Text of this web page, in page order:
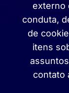
externo
conduta,
de
itens
contato